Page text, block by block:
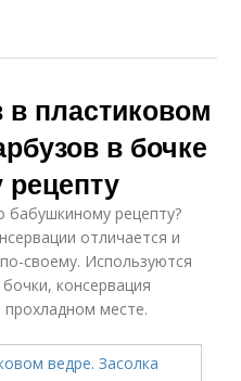
в пластиковом
в бочке
бабушкиному рецепту?
отличается и
своему. Используются
консервация
прохладном месте.